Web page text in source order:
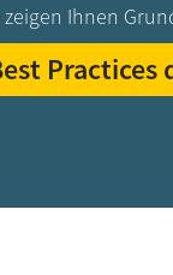
zeigen Ihnen